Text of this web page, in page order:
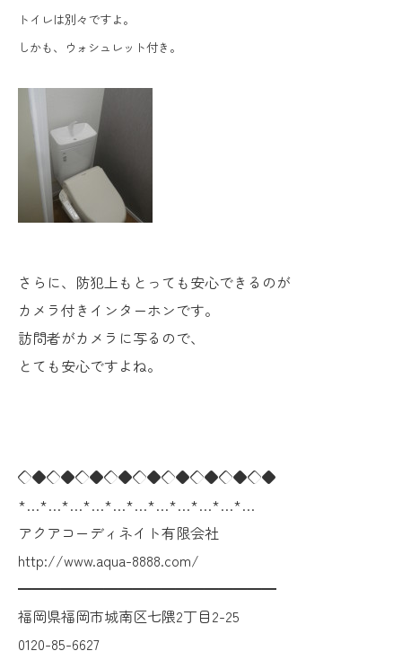
トイレは別々ですよ。
しかも、ウォシュレット付き。
さらに、防犯上もとっても安心できるのが
カメラ付きインターホンです。
訪問者がカメラに写るので、
とても安心ですよね。
◇◆◇◆◇◆◇◆◇◆◇◆◇◆◇◆◇◆
*…*…*…*…*…*…*…*…*…*…*…
アクアコーディネイト有限会社
http://www.aqua-8888.com/
━━━━━━━━━━━━━━━━━━
福岡県福岡市城南区七隈2丁目2-25
0120-85-6627